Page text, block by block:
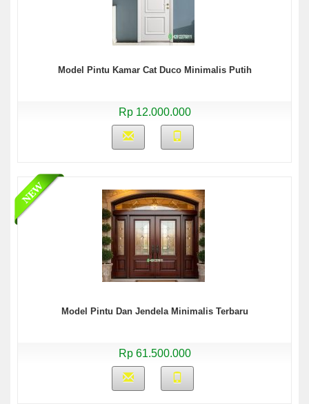
Model Pintu Kamar Cat Duco Minimalis Putih
Rp 12.000.000
Model Pintu Dan Jendela Minimalis Terbaru
Rp 61.500.000